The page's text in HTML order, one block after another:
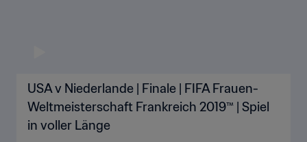
USA v Niederlande | Finale | FIFA Frauen-
Weltmeisterschaft Frankreich 2019™ | Spiel
in voller Länge